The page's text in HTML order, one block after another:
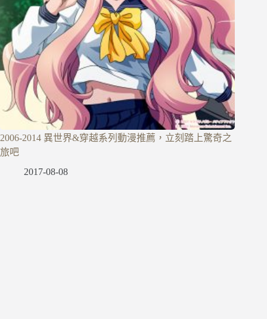
2006-2014 異世界&穿越系列動漫推薦，立刻踏上驚奇之
旅吧
2017-08-08